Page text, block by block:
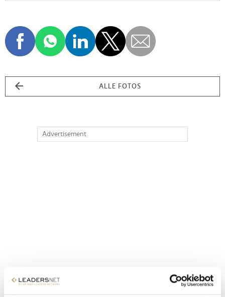
ALLE FOTOS
Advertisement